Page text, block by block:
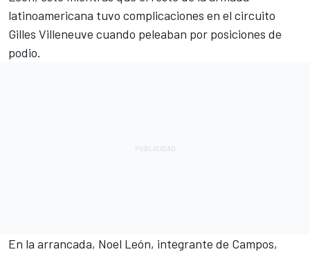
latinoamericana tuvo complicaciones en el circuito
Gilles Villeneuve cuando peleaban por posiciones de
podio.
En la arrancada, Noel León, integrante de Campos,